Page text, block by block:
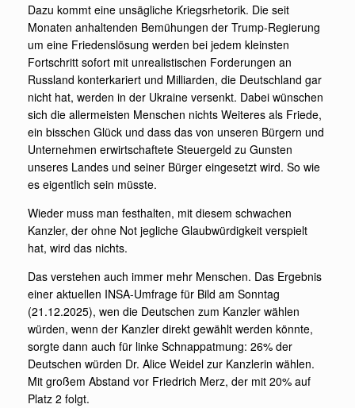
Dazu kommt eine unsägliche Kriegsrhetorik. Die seit
Monaten anhaltenden Bemühungen der Trump-Regierung
um eine Friedenslösung werden bei jedem kleinsten
Fortschritt sofort mit unrealistischen Forderungen an
Russland konterkariert und Milliarden, die Deutschland gar
nicht hat, werden in der Ukraine versenkt. Dabei wünschen
sich die allermeisten Menschen nichts Weiteres als Friede,
ein bisschen Glück und dass das von unseren Bürgern und
Unternehmen erwirtschaftete Steuergeld zu Gunsten
unseres Landes und seiner Bürger eingesetzt wird. So wie
es eigentlich sein müsste.
Wieder muss man festhalten, mit diesem schwachen
Kanzler, der ohne Not jegliche Glaubwürdigkeit verspielt
hat, wird das nichts.
Das verstehen auch immer mehr Menschen. Das Ergebnis
einer aktuellen INSA-Umfrage für Bild am Sonntag
(21.12.2025), wen die Deutschen zum Kanzler wählen
würden, wenn der Kanzler direkt gewählt werden könnte,
sorgte dann auch für linke Schnappatmung: 26% der
Deutschen würden Dr. Alice Weidel zur Kanzlerin wählen.
Mit großem Abstand vor Friedrich Merz, der mit 20% auf
Platz 2 folgt.